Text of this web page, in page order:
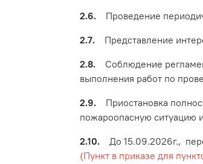
2.6. Проведение
2.7. Представление
2.8. Соблюдение
выполнения работ по
2.9. Приостановка
пожароопасную ситуацию
2.10. До 15.09.2026г.,
(Пункт в приказе для